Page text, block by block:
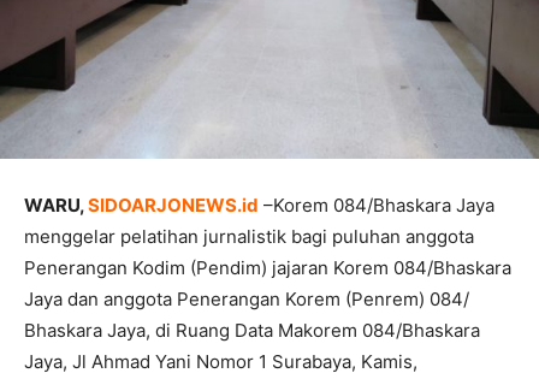
WARU,SIDOARJONEWS.id –Korem 084/Bhaskara Jaya
menggelar pelatihan jurnalistik bagi puluhan anggota
Penerangan Kodim (Pendim) jajaran Korem 084/Bhaskara
Jaya dan anggota Penerangan Korem (Penrem) 084/
Bhaskara Jaya, di Ruang Data Makorem 084/Bhaskara
Jaya, Jl Ahmad Yani Nomor 1 Surabaya, Kamis,